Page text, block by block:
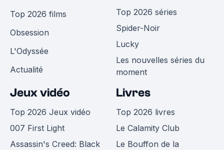
Top 2026 films
Obsession
L'Odyssée
Actualité
Top 2026 séries
Spider-Noir
Lucky
Les nouvelles séries du
moment
Jeux vidéo
Top 2026 Jeux vidéo
007 First Light
Assassin's Creed: Black
Livres
Top 2026 livres
Le Calamity Club
Le Bouffon de la